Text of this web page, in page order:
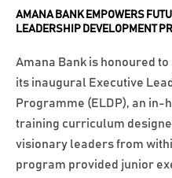
AMANA BANK EMPOWERS
LEADERSHIP DEVELOPMENT
Amana Bank is honoured
its inaugural Executive
Programme (ELDP), an in-
training curriculum
visionary leaders from
program provided junior